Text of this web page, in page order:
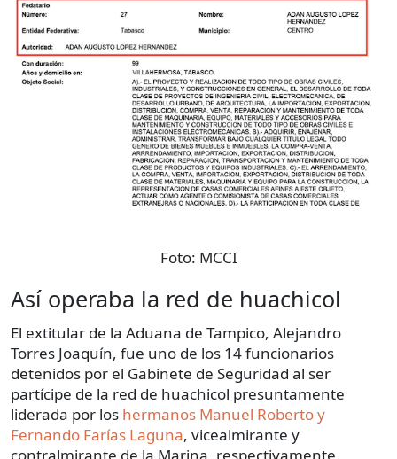
Foto: MCCI
Así operaba la red de huachicol
El extitular de la Aduana de Tampico, Alejandro
Torres Joaquín, fue uno de los 14 funcionarios
detenidos por el Gabinete de Seguridad al ser
partícipe de la red de huachicol presuntamente
liderada por los hermanos Manuel Roberto y
Fernando Farías Laguna, vicealmirante y
contralmirante de la Marina, respectivamente.